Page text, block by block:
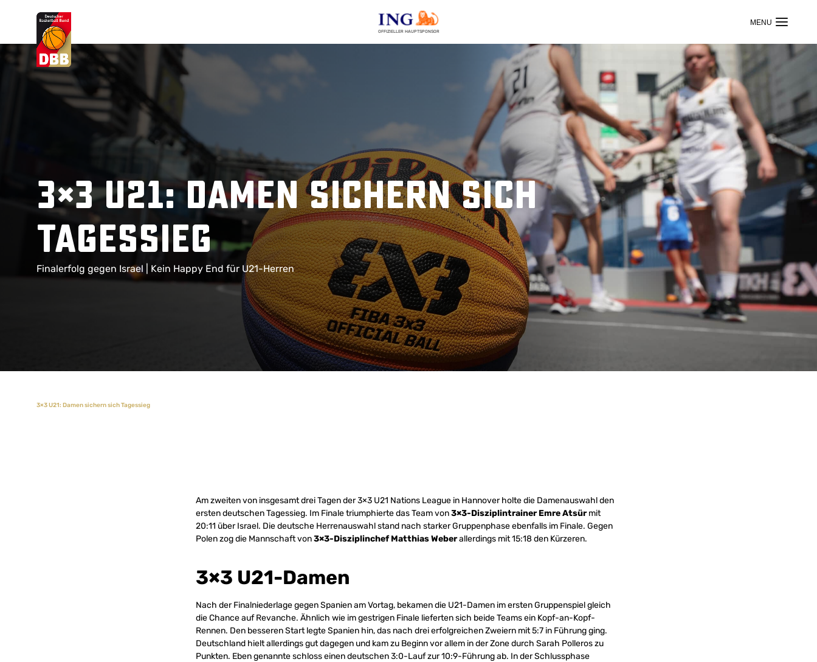
OFFIZIELLER HAUPTSPONSOR
Suchvorschläge
Lorem Ipsum
3×3 U21: Damen sichern sich
Tagessieg
Finalerfolg gegen Israel | Kein Happy End für U21-Herren
3×3 U21: Damen sichern sich Tagessieg
Am zweiten von insgesamt drei Tagen der 3×3 U21 Nations League in Hannover holte die Damenauswahl den
ersten deutschen Tagessieg. Im Finale triumphierte das Team von3×3-Disziplintrainer Emre Atsürmit
20:11 über Israel. Die deutsche Herrenauswahl stand nach starker Gruppenphase ebenfalls im Finale. Gegen
Polen zog die Mannschaft von3×3-Disziplinchef Matthias Weberallerdings mit 15:18 den Kürzeren.
3×3 U21-Damen
Nach der Finalniederlage gegen Spanien am Vortag, bekamen die U21-Damen im ersten Gruppenspiel gleich
die Chance auf Revanche. Ähnlich wie im gestrigen Finale lieferten sich beide Teams ein Kopf-an-Kopf-
Rennen. Den besseren Start legte Spanien hin, das nach drei erfolgreichen Zweiern mit 5:7 in Führung ging.
Deutschland hielt allerdings gut dagegen und kam zu Beginn vor allem in der Zone durch Sarah Polleros zu
Punkten. Eben genannte schloss einen deutschen 3:0-Lauf zur 10:9-Führung ab. In der Schlussphase